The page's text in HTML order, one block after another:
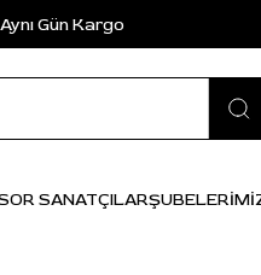
Gün Kargo
SANATÇILAR